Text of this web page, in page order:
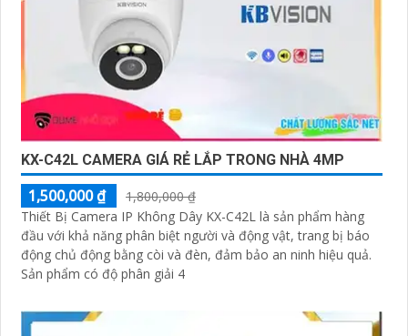
KX-C42L CAMERA GIÁ RẺ LẮP TRONG NHÀ 4MP
1,500,000 ₫
1,800,000 ₫
Thiết Bị Camera IP Không Dây KX-C42L là sản phẩm hàng
đầu với khả năng phân biệt người và động vật, trang bị báo
động chủ động bằng còi và đèn, đảm bảo an ninh hiệu quả.
Sản phẩm có độ phân giải 4